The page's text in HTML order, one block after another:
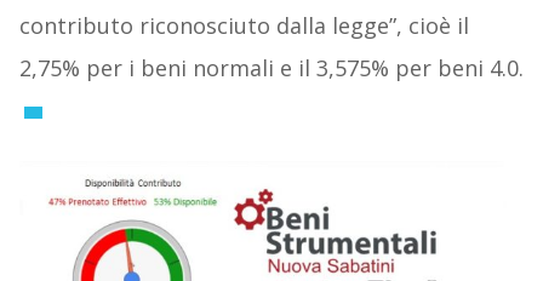
contributo riconosciuto dalla legge”, cioè il
2,75% per i beni normali e il 3,575% per beni 4.0.